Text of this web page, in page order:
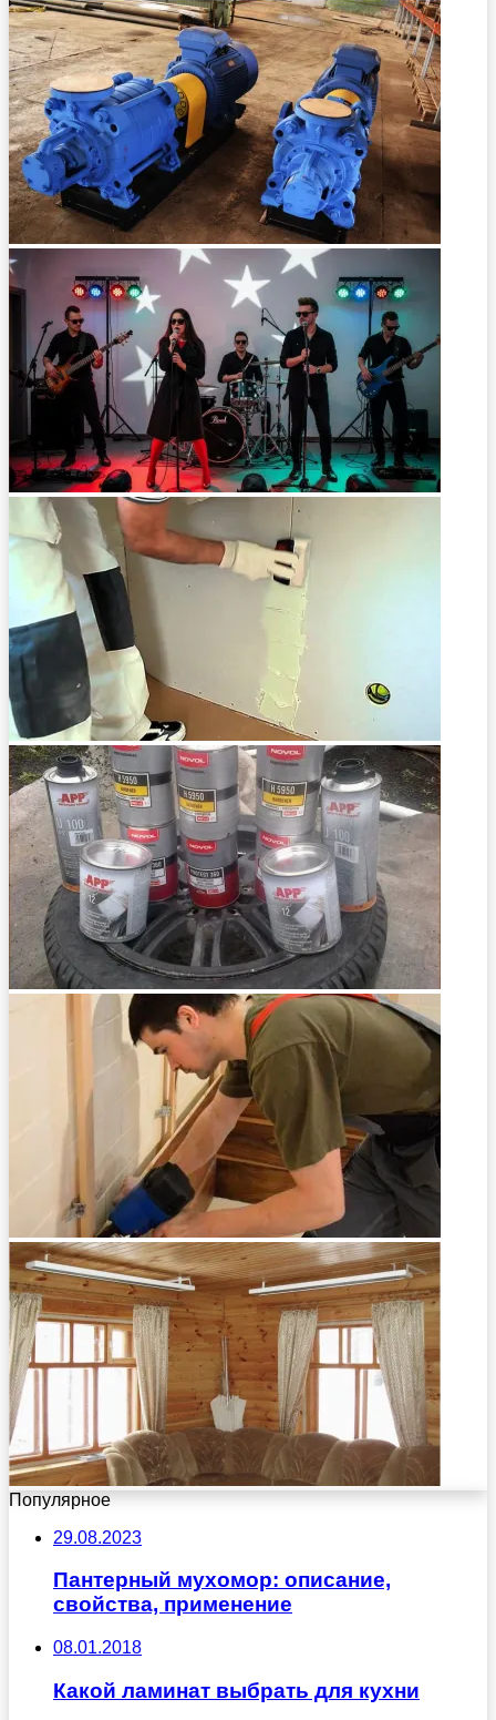
Популярное
29.08.2023
Пантерный мухомор: описание,
свойства, применение
08.01.2018
Какой ламинат выбрать для кухни